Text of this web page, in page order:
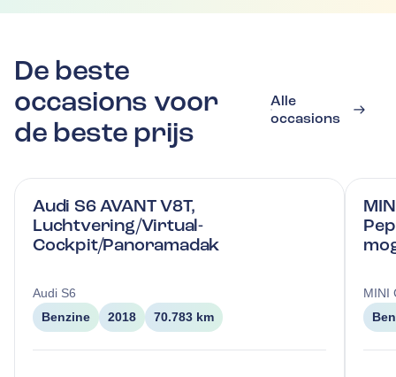
De beste
occasions voor
de beste prijs
Alle
occasions
Audi S6 AVANT V8T,
Luchtvering/Virtual-
Cockpit/Panoramadak
Audi S6
Benzine
2018 70.783 km
MINI